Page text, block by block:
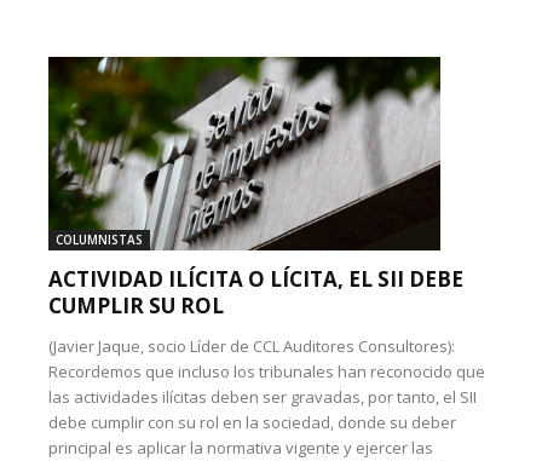
COLUMNISTAS
ACTIVIDAD ILÍCITA O LÍCITA, EL SII DEBE
CUMPLIR SU ROL
(Javier Jaque, socio Líder de CCL Auditores Consultores):
Recordemos que incluso los tribunales han reconocido que
las actividades ilícitas deben ser gravadas, por tanto, el SII
debe cumplir con su rol en la sociedad, donde su deber
principal es aplicar la normativa vigente y ejercer las